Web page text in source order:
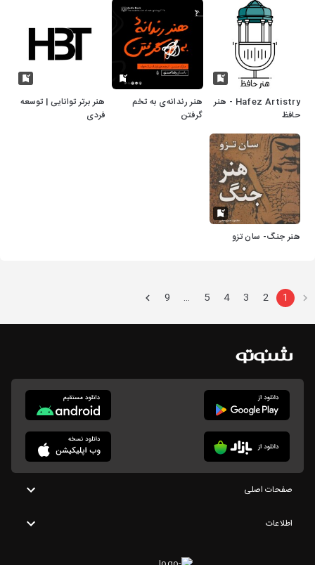
Hafez Artistry - هنر
حافظ
هنر رندانه‌ی به تخم
گرفتن
هنر برتر توانایی | توسعه
فردی
هنر جنگ- سان تزو
1
2
3
4
5
…
9
صفحات اصلی
اطلاعات